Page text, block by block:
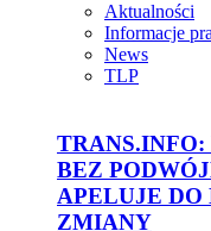
Aktualności
Informacje
News
TLP
BEZ
APELUJE
ZMIANY